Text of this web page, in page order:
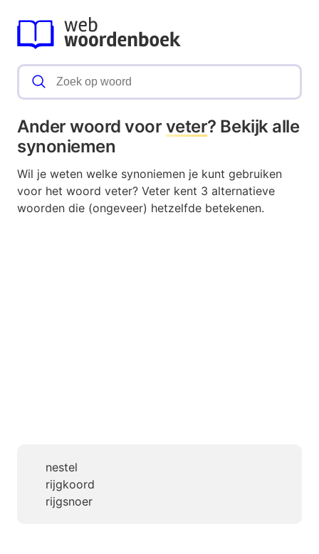
Ander woord voor veter? Bekijk alle
synoniemen
Wil je weten welke synoniemen je kunt gebruiken
voor het woord veter? Veter kent 3 alternatieve
woorden die (ongeveer) hetzelfde betekenen.
nestel
rijgkoord
rijgsnoer